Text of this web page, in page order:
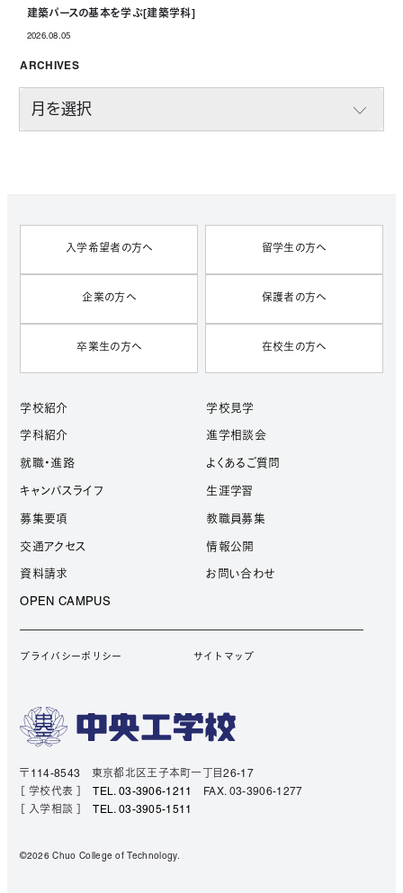
建築パースの基本を学ぶ[建築学科]
2026.08.05
ARCHIVES
入学希望者の方へ 留学生の方へ
企業の方へ 保護者の方へ
卒業生の方へ 在校生の方へ
学校紹介
学科紹介
就職・進路
キャンパスライフ
募集要項
交通アクセス
資料請求
OPEN CAMPUS
学校見学
進学相談会
よくあるご質問
生涯学習
教職員募集
情報公開
お問い合わせ
プライバシーポリシー サイトマップ
〒114-8543 東京都北区王子本町一丁目26-17
［ 学校代表 ］
TEL. 03-3906-1211
FAX. 03-3906-1277
［ 入学相談 ］
TEL. 03-3905-1511
©2026 Chuo College of Technology.